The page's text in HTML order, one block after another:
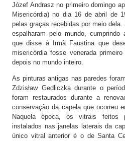
Józef Andrasz no primeiro domingo
Misericórdia) no dia 16 de abril de
pelas graças recebidas por meio
espalharam pelo mundo,
que disse à Irmã Faustina que
misericórdia fosse venerada
depois no mundo inteiro.
As pinturas antigas nas paredes
Zdzisław Gedliczka durante o
foram restaurados durante a
conservação da capela que ocorreu
Naquela época, os vitrais feitos
instalados nas janelas laterais da
único vitral anterior é o de Santa